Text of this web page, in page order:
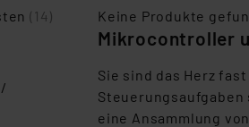
(14) Keine Produkte
Mikrocontroller
Sie sind das Herz
eine Ansammlung